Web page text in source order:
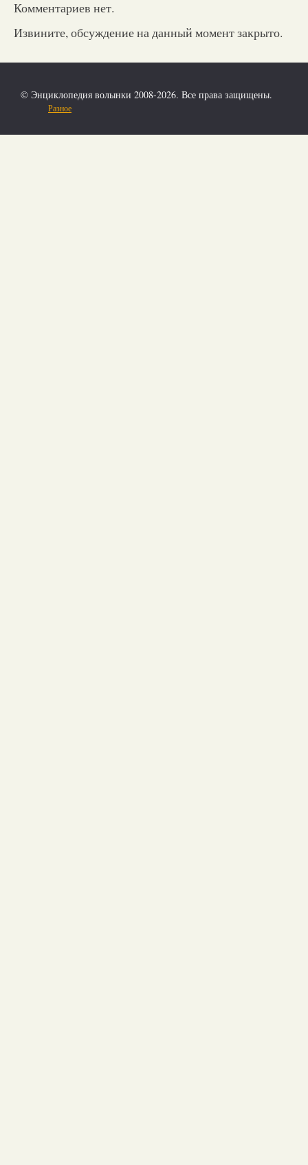
Комментариев нет.
Извините, обсуждение на данный момент закрыто.
© Энциклопедия волынки 2008-2026. Все права защищены.
Разное